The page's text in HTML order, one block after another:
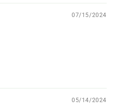
07/15/2024
05/14/2024